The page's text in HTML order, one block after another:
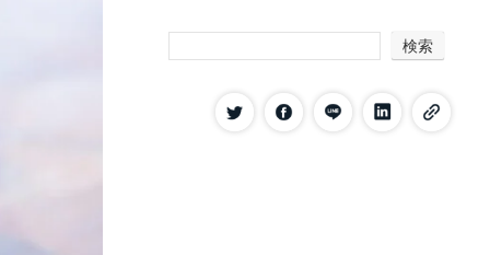
パソナグローバル
海外転職に特化した転職エージェントを選ぶ
検索